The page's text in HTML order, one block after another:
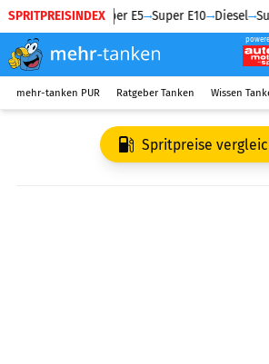
SPRITPREISINDEX
Diesel Super E5 Super E10 Diesel
mehr-tanken PUR Ratgeber Tanken Wissen
Spritpreise